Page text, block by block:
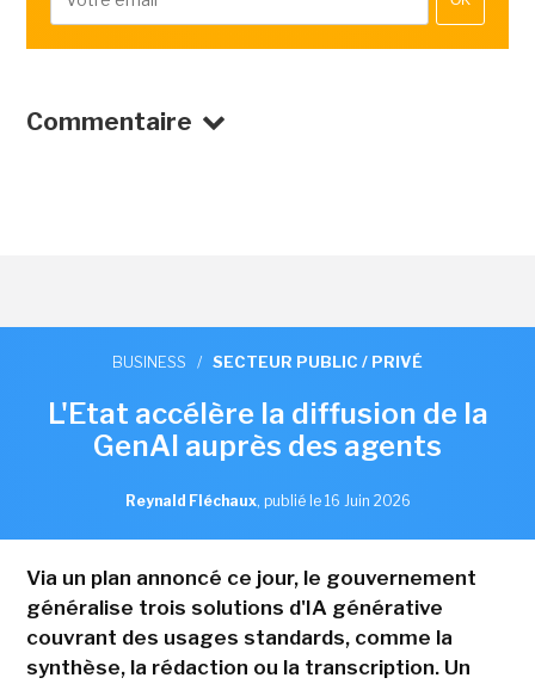
Commentaire
BUSINESS / SECTEUR PUBLIC / PRIVÉ
L'Etat accélère la diffusion de la
GenAI auprès des agents
Reynald Fléchaux, publié le 16 Juin 2026
Via un plan annoncé ce jour, le gouvernement
généralise trois solutions d'IA générative
couvrant des usages standards, comme la
synthèse, la rédaction ou la transcription. Un